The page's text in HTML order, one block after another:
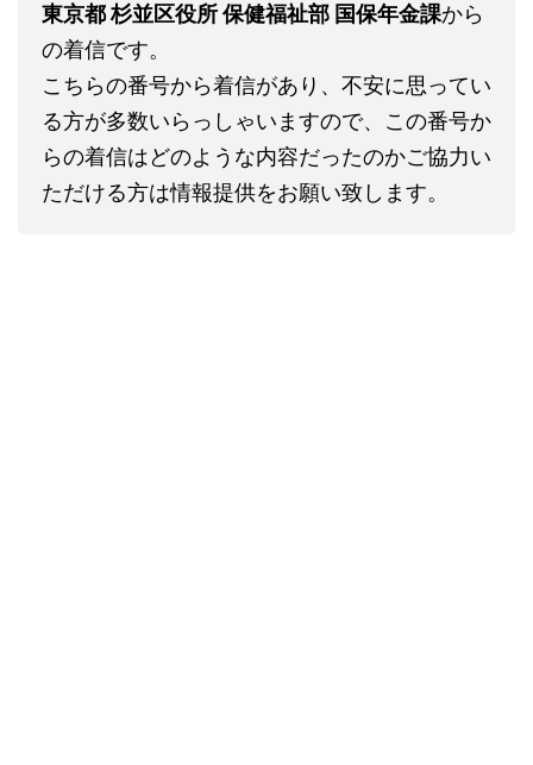
東京都 杉並区役所 保健福祉部 国保年金課から
の着信です。
こちらの番号から着信があり、不安に思ってい
る方が多数いらっしゃいますので、この番号か
らの着信はどのような内容だったのかご協力い
ただける方は情報提供をお願い致します。